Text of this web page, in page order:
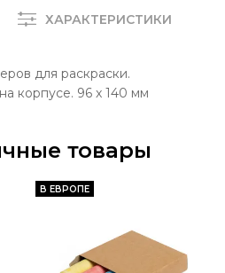
ХАРАКТЕРИСТИКИ
для раскраски.
корпусе. 96 x 140 мм
товары
В ЕВРОПЕ